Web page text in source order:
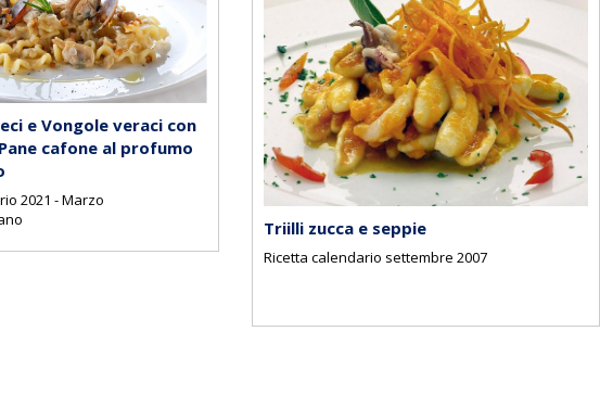
e Vongole veraci con
cafone al profumo
2021 - Marzo
Triilli zucca e seppie
Ricetta calendario settembre 2007